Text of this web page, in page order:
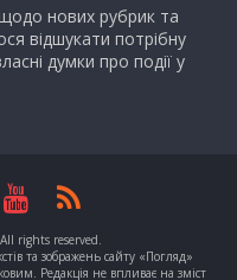
нових рубрик та
відшукати потрібну
думки про події у
. All rights reserved.
та зображень сайту «Погляд»
Редакція не впливає на зміст